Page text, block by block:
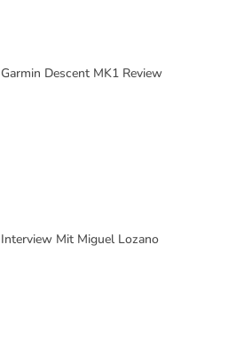
Garmin Descent MK1 Review
Interview Mit Miguel Lozano